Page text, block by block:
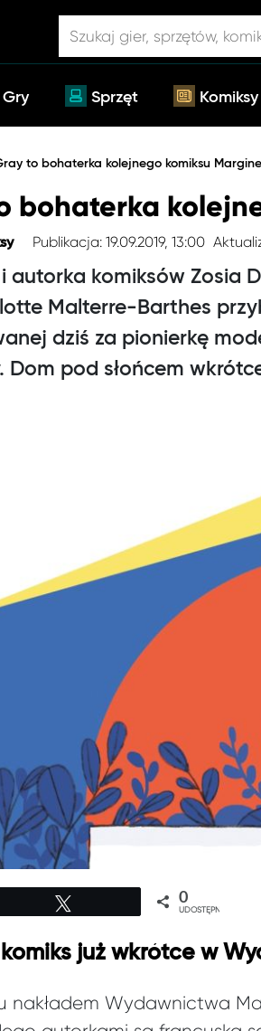
Gry Sprzęt Komiksy
to bohaterka kolejnego komiksu
bohaterka
Publikacja: 19.09.2019, 13:00
autorka komiksów Zosia
Malterre-Barthes
dziś za pionierkę
Dom pod słońcem
0
UDOSTĘPNIEŃ
już wkrótce w
nakładem Wydawnictwa